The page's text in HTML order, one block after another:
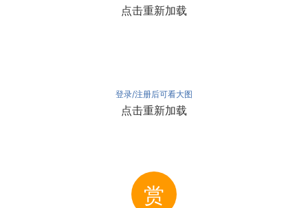
点击重新加载
登录/注册后可看大图
点击重新加载
赏